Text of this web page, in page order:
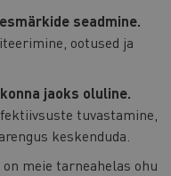
seadmine.
ootused ja
jaoks oluline.
tuvastamine,
keskenduda.
on meie tarneahelas ohu